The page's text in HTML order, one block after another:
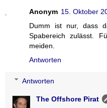
Anonym 15. Oktober
Dumm ist nur, dass
Spabereich zulässt.
meiden.
Antworten
Antworten
The Offshore Pirat